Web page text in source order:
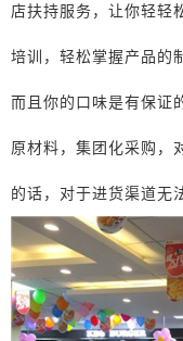
店扶持服务，让你轻轻
培训，轻松掌握产品的
而且你的口味是有保证
原材料，集团化采购，
的话，对于进货渠道无